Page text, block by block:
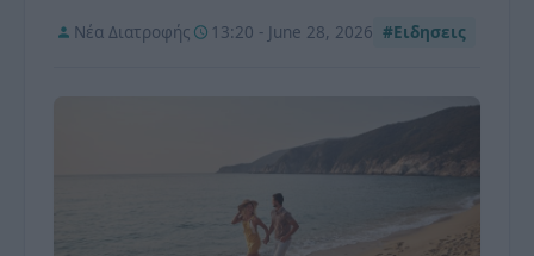
Νέα Διατροφής 13:20 - June 28, 2026 #Ειδησεις